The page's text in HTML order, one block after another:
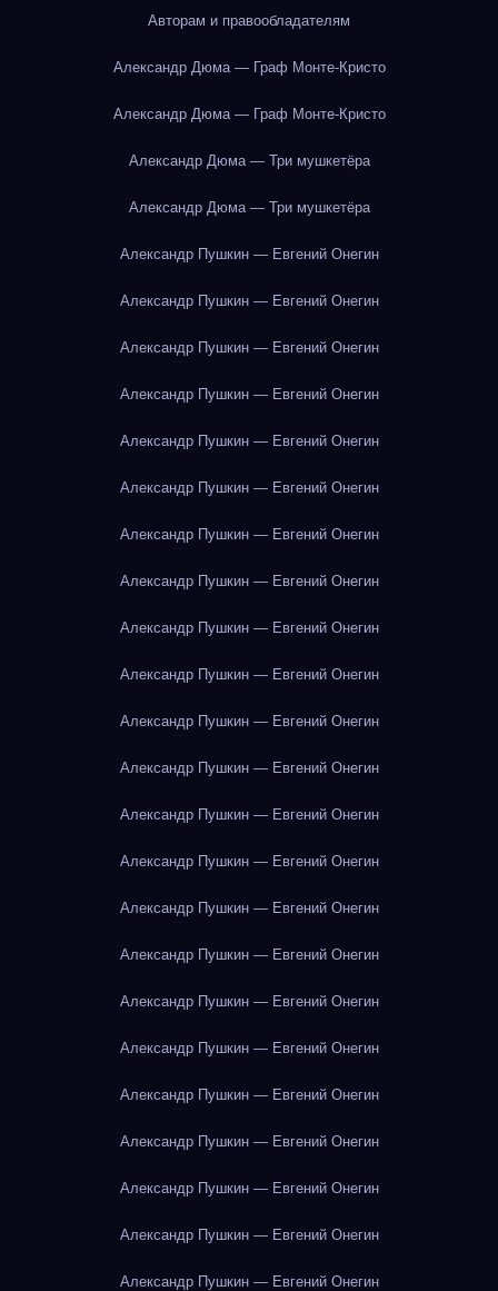
Авторам и правообладателям
Александр Дюма — Граф Монте-Кристо
Александр Дюма — Граф Монте-Кристо
Александр Дюма — Три мушкетёра
Александр Дюма — Три мушкетёра
Александр Пушкин — Евгений Онегин
Александр Пушкин — Евгений Онегин
Александр Пушкин — Евгений Онегин
Александр Пушкин — Евгений Онегин
Александр Пушкин — Евгений Онегин
Александр Пушкин — Евгений Онегин
Александр Пушкин — Евгений Онегин
Александр Пушкин — Евгений Онегин
Александр Пушкин — Евгений Онегин
Александр Пушкин — Евгений Онегин
Александр Пушкин — Евгений Онегин
Александр Пушкин — Евгений Онегин
Александр Пушкин — Евгений Онегин
Александр Пушкин — Евгений Онегин
Александр Пушкин — Евгений Онегин
Александр Пушкин — Евгений Онегин
Александр Пушкин — Евгений Онегин
Александр Пушкин — Евгений Онегин
Александр Пушкин — Евгений Онегин
Александр Пушкин — Евгений Онегин
Александр Пушкин — Евгений Онегин
Александр Пушкин — Евгений Онегин
Александр Пушкин — Евгений Онегин